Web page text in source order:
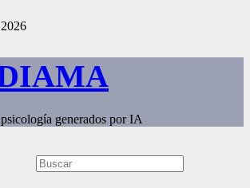
generados por IA